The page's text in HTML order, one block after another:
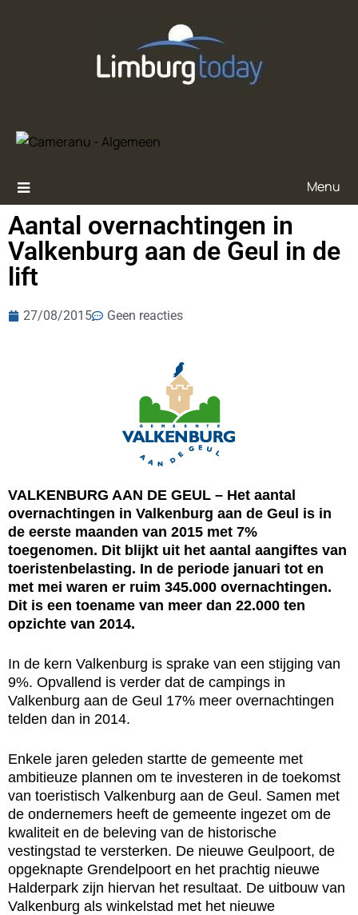
Menu
Aantal overnachtingen in
Valkenburg aan de Geul in de
lift
27/08/2015 Geen reacties
VALKENBURG AAN DE GEUL – Het aantal
overnachtingen in Valkenburg aan de Geul is in
de eerste maanden van 2015 met 7%
toegenomen. Dit blijkt uit het aantal aangiftes van
toeristenbelasting. In de periode januari tot en
met mei waren er ruim 345.000 overnachtingen.
Dit is een toename van meer dan 22.000 ten
opzichte van 2014.
In de kern Valkenburg is sprake van een stijging van
9%. Opvallend is verder dat de campings in
Valkenburg aan de Geul 17% meer overnachtingen
telden dan in 2014.
Enkele jaren geleden startte de gemeente met
ambitieuze plannen om te investeren in de toekomst
van toeristisch Valkenburg aan de Geul. Samen met
de ondernemers heeft de gemeente ingezet om de
kwaliteit en de beleving van de historische
vestingstad te versterken. De nieuwe Geulpoort, de
opgeknapte Grendelpoort en het prachtig nieuwe
Halderpark zijn hiervan het resultaat. De uitbouw van
Valkenburg als winkelstad met het nieuwe